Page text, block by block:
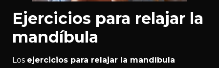
Ejercicios para relajar la
mandíbula
Los ejercicios para relajar la mandíbula